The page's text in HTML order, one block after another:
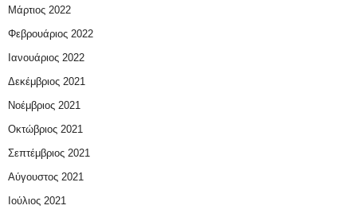
Μάρτιος 2022
Φεβρουάριος 2022
Ιανουάριος 2022
Δεκέμβριος 2021
Νοέμβριος 2021
Οκτώβριος 2021
Σεπτέμβριος 2021
Αύγουστος 2021
Ιούλιος 2021